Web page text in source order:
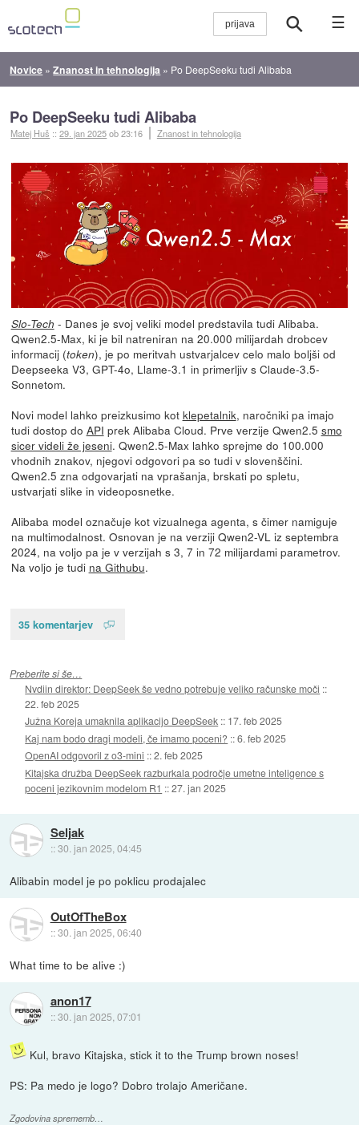
☰
Novice »Znanost in tehnologija » Po DeepSeeku tudi Alibaba
Po DeepSeeku tudi Alibaba
Matej Huš ::29. jan 2025ob 23:16 Znanost in tehnologija
Slo-Tech - Danes je svoj veliki model predstavila tudi Alibaba.
Qwen2.5-Max, ki je bil natreniran na 20.000 milijardah drobcev
informacij (token), je po meritvah ustvarjalcev celo malo boljši od
Deepseeka V3, GPT-4o, Llame-3.1 in primerljiv s Claude-3.5-
Sonnetom.
Novi model lahko preizkusimo kot klepetalnik, naročniki pa imajo
tudi dostop do API prek Alibaba Cloud. Prve verzije Qwen2.5 smo
sicer videli že jeseni. Qwen2.5-Max lahko sprejme do 100.000
vhodnih znakov, njegovi odgovori pa so tudi v slovenščini.
Qwen2.5 zna odgovarjati na vprašanja, brskati po spletu,
ustvarjati slike in videoposnetke.
Alibaba model označuje kot vizualnega agenta, s čimer namiguje
na multimodalnost. Osnovan je na verziji Qwen2-VL iz septembra
2024, na voljo pa je v verzijah s 3, 7 in 72 milijardami parametrov.
Na voljo je tudi na Githubu.
35 komentarjev
Preberite si še…
Nvdiin direktor: DeepSeek še vedno potrebuje veliko računske moči ::
22. feb 2025
Južna Koreja umaknila aplikacijo DeepSeek :: 17. feb 2025
Kaj nam bodo dragi modeli, če imamo poceni? ::6. feb 2025
OpenAI odgovoril z o3-mini ::2. feb 2025
Kitajska družba DeepSeek razburkala področje umetne inteligence s
poceni jezikovnim modelom R1 ::27. jan 2025
Seljak
::30. jan 2025, 04:45
Alibabin model je po poklicu prodajalec
OutOfTheBox
::30. jan 2025, 06:40
What time to be alive :)
anon17
::30. jan 2025, 07:01
Kul, bravo Kitajska, stick it to the Trump brown noses!
PS: Pa medo je logo? Dobro trolajo Američane.
Zgodovina sprememb…